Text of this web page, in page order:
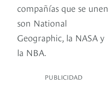
compañías que se unen
son National
Geographic, la NASA y
la NBA.
PUBLICIDAD